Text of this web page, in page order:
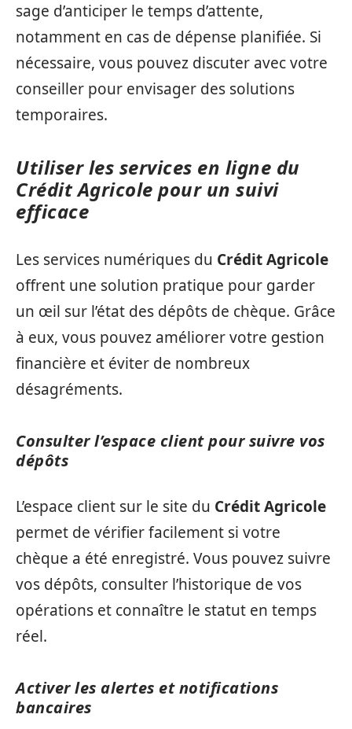
sage d’anticiper le temps d’attente,
notamment en cas de dépense planifiée. Si
nécessaire, vous pouvez discuter avec votre
conseiller pour envisager des solutions
temporaires.
Utiliser les services en ligne du
Crédit Agricole pour un suivi
efficace
Les services numériques du Crédit Agricole
offrent une solution pratique pour garder
un œil sur l’état des dépôts de chèque. Grâce
à eux, vous pouvez améliorer votre gestion
financière et éviter de nombreux
désagréments.
Consulter l’espace client pour suivre vos
dépôts
L’espace client sur le site du Crédit Agricole
permet de vérifier facilement si votre
chèque a été enregistré. Vous pouvez suivre
vos dépôts, consulter l’historique de vos
opérations et connaître le statut en temps
réel.
Activer les alertes et notifications
bancaires